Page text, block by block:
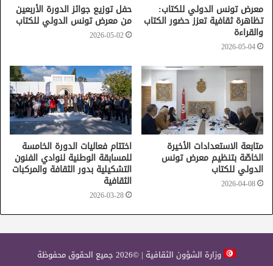
معرض تونس الدولي للكتاب:
تظاهرة ثقافية تعزز حضور الكتاب
والقراءة
2026-05-04
حفل توزيع جوائز الدورة الأربعين
من معرض تونس الدولي للكتاب
2026-05-02
متابعة الاستعدادات الأخيرة
الخاصّة بتنظيم معرض تونس
الدولي للكتاب
2026-04-08
اختتام فعاليات الدورة الخامسة
للمسابقة الوطنية لنوادي الفنون
التشكيلية بدور الثقافة والمركبات
الثقافية
2026-03-28
وزارة الشؤون الثقافية | ©2026 جميع الحقوق محفوظة